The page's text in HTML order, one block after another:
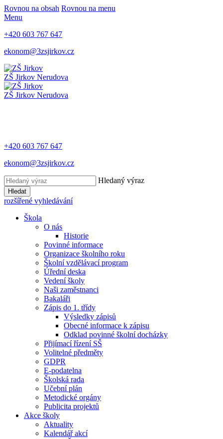
Rovnou na obsah Rovnou na menu
Menu
+420 603 767 647
ekonom@3zsjirkov.cz
ZŠ Jirkov Nerudova
ZŠ Jirkov Nerudova
+420 603 767 647
ekonom@3zsjirkov.cz
Hledaný výraz
Hledat
rozšířené vyhledávání
Škola
O nás
Historie
Povinné informace
Organizace školního roku
Školní vzdělávací program
Úřední deska
Vedení školy
Naši zaměstnanci
Bakaláři
Zápis do 1. třídy
Výsledky zápisů
Obecné informace k zápisu
Odklad povinné školní docházky
Přijímací řízení SŠ
Volitelné předměty
GDPR
E-podatelna
Školská rada
Učební plán
Metodické orgány
Publicita projektů
Akce školy
Aktuality
Kalendář akcí